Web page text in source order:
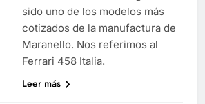
sido uno de los modelos más
cotizados de la manufactura de
Maranello. Nos referimos al
Ferrari 458 Italia.
Leer más